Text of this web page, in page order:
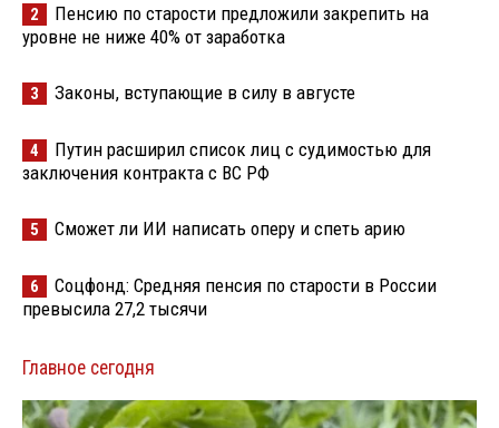
2
Пенсию по старости предложили закрепить на
уровне не ниже 40% от заработка
3 Законы, вступающие в силу в августе
4
Путин расширил список лиц с судимостью для
заключения контракта с ВС РФ
5 Сможет ли ИИ написать оперу и спеть арию
6
Соцфонд: Средняя пенсия по старости в России
превысила 27,2 тысячи
Главное сегодня